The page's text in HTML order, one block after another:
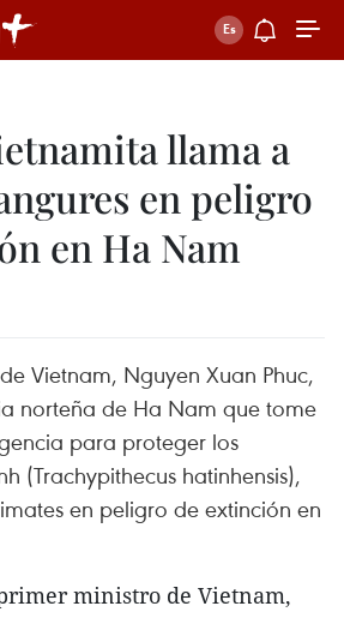
llama a
en peligro
en Ha Nam
Vietnam, Nguyen Xuan Phuc,
norteña de Ha Nam que tome
para proteger los
(Trachypithecus hatinhensis),
en peligro de extinción en
ministro de Vietnam,